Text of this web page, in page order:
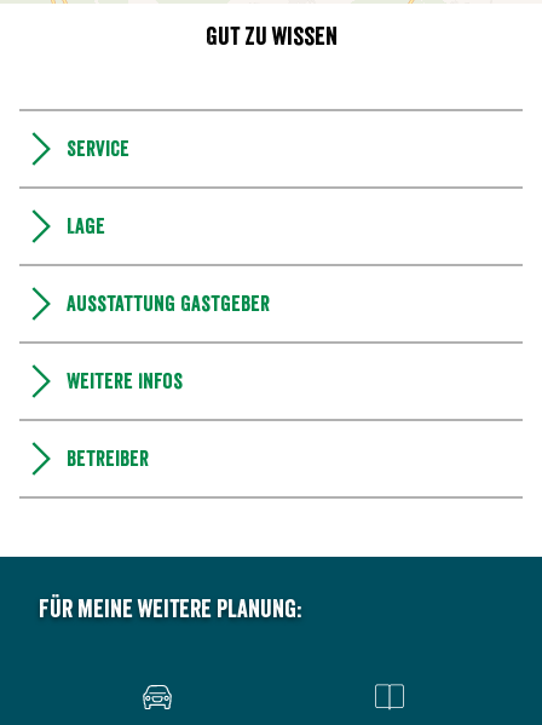
Gut zu wissen
Service
Lage
Ausstattung Gastgeber
Weitere Infos
Betreiber
Für meine weitere Planung: